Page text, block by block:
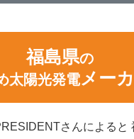
福島県の
太陽光発電メー
さんによると